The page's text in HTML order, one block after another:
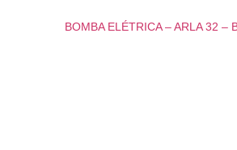
BOMBA ELÉTRICA – ARLA 32 –